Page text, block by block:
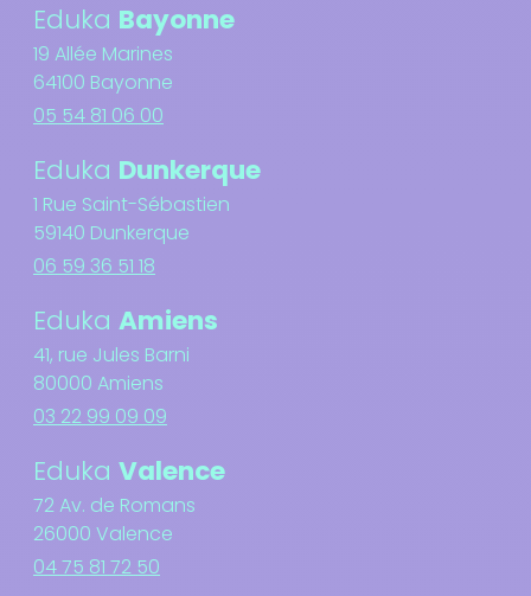
Eduka Bayonne
19 Allée Marines
64100 Bayonne
05 54 81 06 00
Eduka Dunkerque
1 Rue Saint-Sébastien
59140 Dunkerque
06 59 36 51 18
Eduka Amiens
41, rue Jules Barni
80000 Amiens
03 22 99 09 09
Eduka Valence
72 Av. de Romans
26000 Valence
04 75 81 72 50